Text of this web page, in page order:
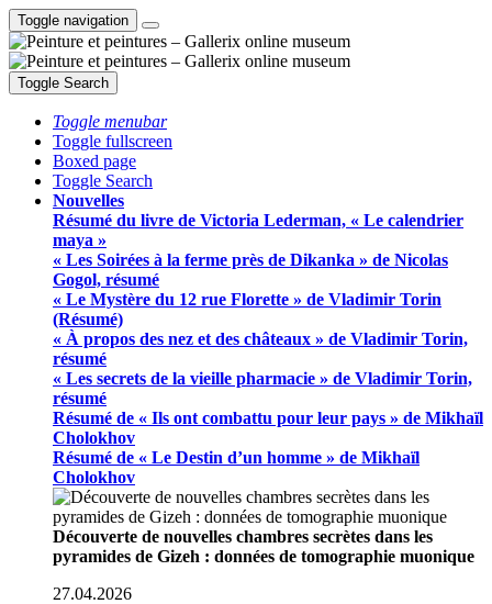
Toggle navigation
Toggle Search
Toggle menubar
Toggle fullscreen
Boxed page
Toggle Search
Nouvelles
Résumé du livre de Victoria Lederman, « Le calendrier
maya »
« Les Soirées à la ferme près de Dikanka » de Nicolas
Gogol, résumé
« Le Mystère du 12 rue Florette » de Vladimir Torin
(Résumé)
« À propos des nez et des châteaux » de Vladimir Torin,
résumé
« Les secrets de la vieille pharmacie » de Vladimir Torin,
résumé
Résumé de « Ils ont combattu pour leur pays » de Mikhaïl
Cholokhov
Résumé de « Le Destin d’un homme » de Mikhaïl
Cholokhov
Découverte de nouvelles chambres secrètes dans les
pyramides de Gizeh : données de tomographie muonique
27.04.2026